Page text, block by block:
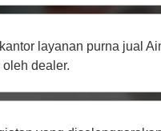
layanan purna jual
dealer.